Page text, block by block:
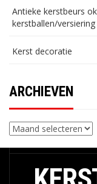
Antieke kerstbeurs
kerstballen/versiering
Kerst decoratie
ARCHIEVEN
Archieven